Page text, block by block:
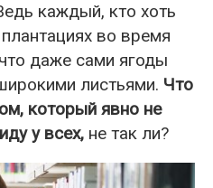
каждый, кто хоть
во время
даже сами ягоды
листьями. Что
который явно не
у всех, не так ли?